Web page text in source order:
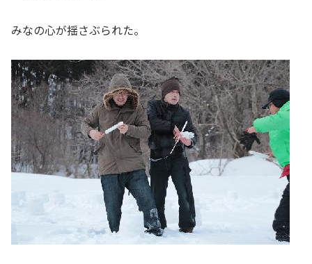
みなの心が揺さぶられた。